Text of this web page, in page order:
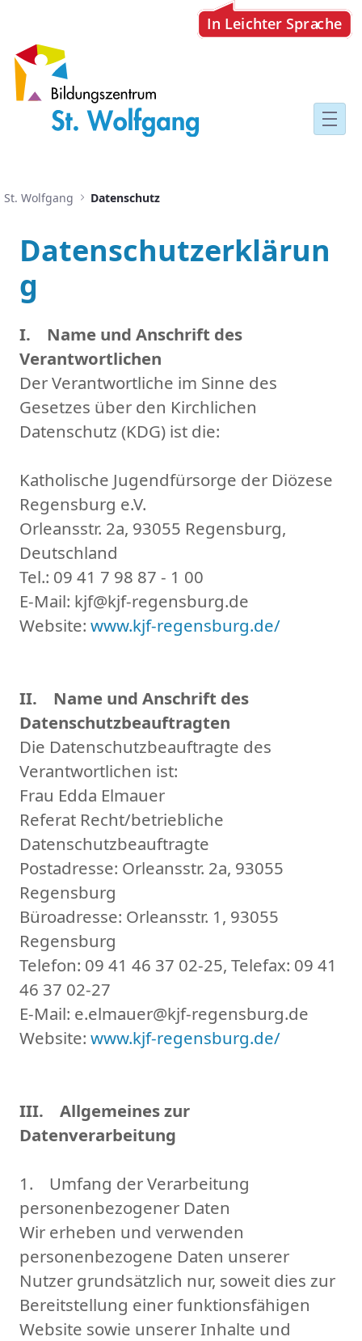
St. Wolfgang Datenschutz
Datenschutzerklärun
g
I. Name und Anschrift des
Verantwortlichen
Der Verantwortliche im Sinne des
Gesetzes über den Kirchlichen
Datenschutz (KDG) ist die:
Katholische Jugendfürsorge der Diözese
Regensburg e.V.
Orleansstr. 2a, 93055 Regensburg,
Deutschland
Tel.: 09 41 7 98 87 - 1 00
E-Mail: kjf@kjf-regensburg.de
Website: www.kjf-regensburg.de/
II. Name und Anschrift des
Datenschutzbeauftragten
Die Datenschutzbeauftragte des
Verantwortlichen ist:
Frau Edda Elmauer
Referat Recht/betriebliche
Datenschutzbeauftragte
Postadresse: Orleansstr. 2a, 93055
Regensburg
Büroadresse: Orleansstr. 1, 93055
Regensburg
Telefon: 09 41 46 37 02-25, Telefax: 09 41
46 37 02-27
E-Mail: e.elmauer@kjf-regensburg.de
Website: www.kjf-regensburg.de/
III. Allgemeines zur
Datenverarbeitung
1. Umfang der Verarbeitung
personenbezogener Daten
Wir erheben und verwenden
personenbezogene Daten unserer
Nutzer grundsätzlich nur, soweit dies zur
Bereitstellung einer funktionsfähigen
Website sowie unserer Inhalte und